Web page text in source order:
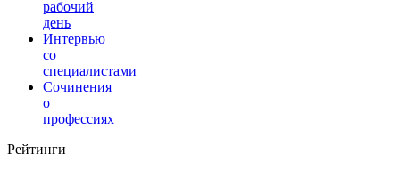
рабочий
день
Интервью
со
специалистами
Сочинения
о
профессиях
Рейтинги